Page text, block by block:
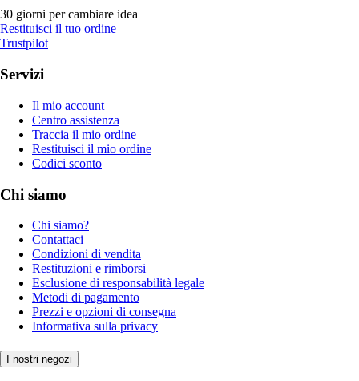
30 giorni per cambiare idea
Restituisci il tuo ordine
Trustpilot
Servizi
Il mio account
Centro assistenza
Traccia il mio ordine
Restituisci il mio ordine
Codici sconto
Chi siamo
Chi siamo?
Contattaci
Condizioni di vendita
Restituzioni e rimborsi
Esclusione di responsabilità legale
Metodi di pagamento
Prezzi e opzioni di consegna
Informativa sulla privacy
I nostri negozi